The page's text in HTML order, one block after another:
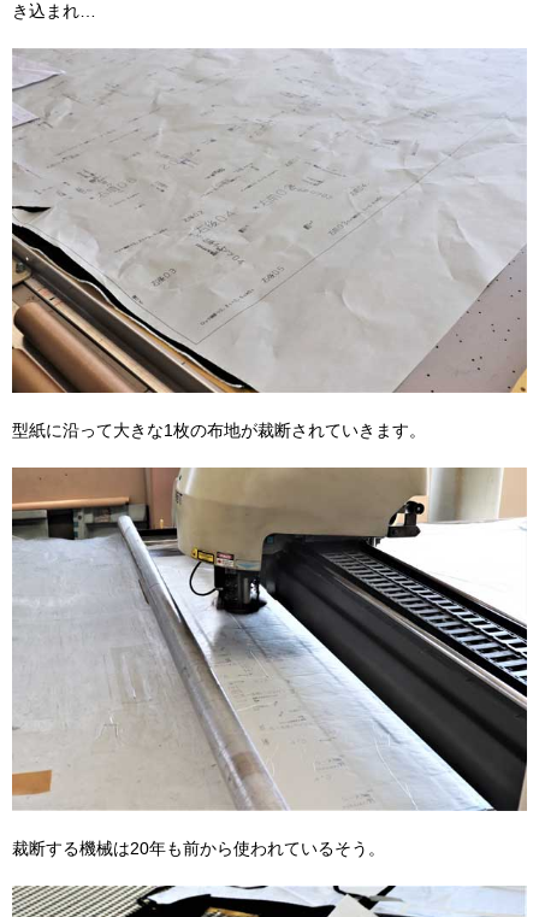
き込まれ…
型紙に沿って大きな1枚の布地が裁断されていきます。
裁断する機械は20年も前から使われているそう。